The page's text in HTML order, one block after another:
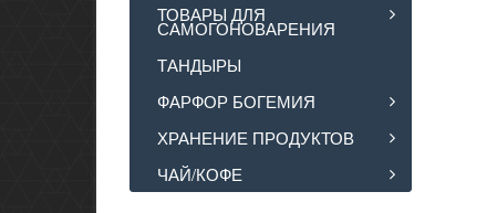
ТОВАРЫ ДЛЯ
САМОГОНОВАРЕНИЯ
ТАНДЫРЫ
ФАРФОР БОГЕМИЯ
ХРАНЕНИЕ ПРОДУКТОВ
ЧАЙ/КОФЕ